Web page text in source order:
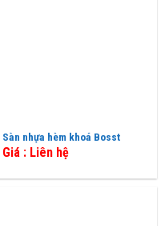
Sàn nhựa hèm khoá Bosst
Giá : Liên hệ